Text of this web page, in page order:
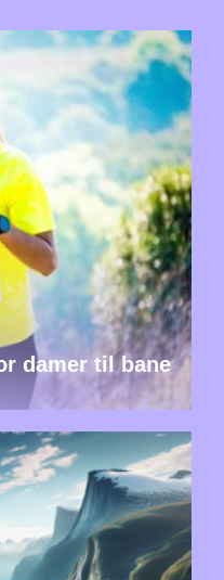
damer til bane